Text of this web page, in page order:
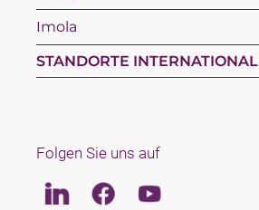
Imola
STANDORTE INTERNATIONAL
Folgen Sie uns auf
LinkedinFacebookYoutube